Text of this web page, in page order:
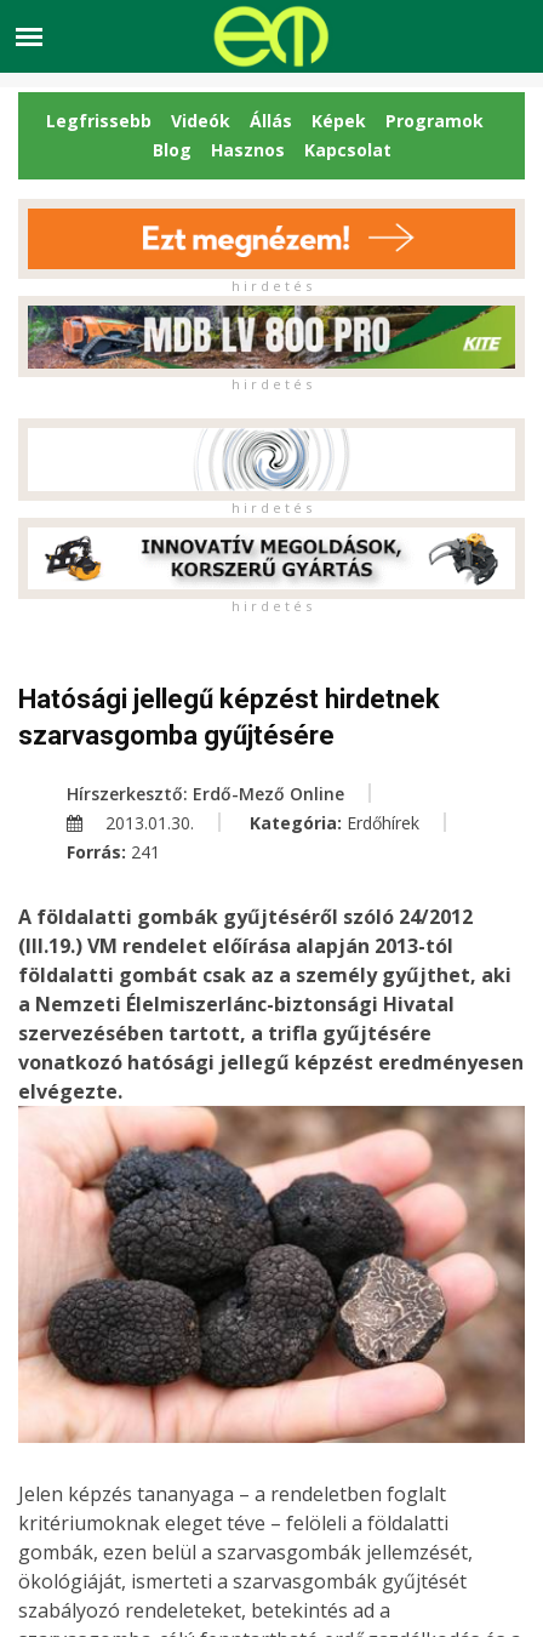
Legfrissebb Videók Állás Képek
Programok
Blog
Hasznos Kapcsolat
h i r d e t é s
h i r d e t é s
h i r d e t é s
h i r d e t é s
Hatósági jellegű képzést hirdetnek
szarvasgomba gyűjtésére
Hírszerkesztő: Erdő-Mező Online
2013.01.30.
Kategória: Erdőhírek
Forrás: 241
A földalatti gombák gyűjtéséről szóló 24/2012
(III.19.) VM rendelet előírása alapján 2013-tól
földalatti gombát csak az a személy gyűjthet, aki
a Nemzeti Élelmiszerlánc-biztonsági Hivatal
szervezésében tartott, a trifla gyűjtésére
vonatkozó hatósági jellegű képzést eredményesen
elvégezte.
Jelen képzés tananyaga – a rendeletben foglalt
kritériumoknak eleget téve – felöleli a földalatti
gombák, ezen belül a szarvasgombák jellemzését,
ökológiáját, ismerteti a szarvasgombák gyűjtését
szabályozó rendeleteket, betekintés ad a